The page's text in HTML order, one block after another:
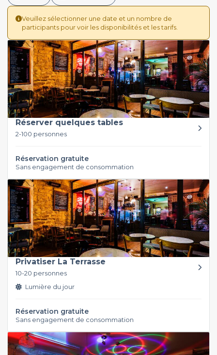
Veuillez sélectionner une date et un nombre de
participants pour voir les disponibilités et les tarifs.
Réserver quelques tables
2-100 personnes
Réservation gratuite
Sans engagement de consommation
Privatiser La Terrasse
10-20 personnes
Lumière du jour
Réservation gratuite
Sans engagement de consommation